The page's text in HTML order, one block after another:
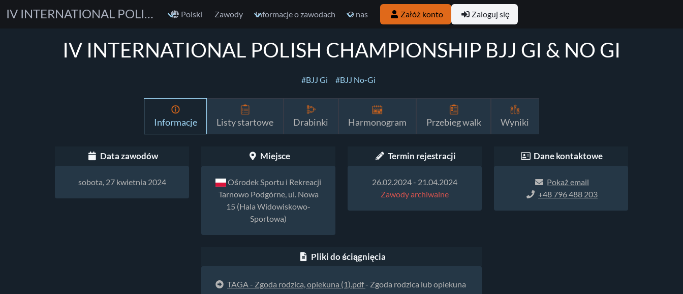
IV INTERNATIONAL POLISH CHAMPIONSHIP BJJ GI & NO GI Polski Zawody Informacje o zawodach O nas Załóż konto Zaloguj się
IV INTERNATIONAL POLISH CHAMPIONSHIP BJJ GI & NO GI
#BJJ Gi #BJJ No-Gi
Informacje Listy startowe Drabinki Harmonogram Przebieg walk Wyniki
Data zawodów
sobota, 27 kwietnia 2024
Miejsce
Ośrodek Sportu i Rekreacji
Tarnowo Podgórne, ul. Nowa
15 (Hala Widowiskowo-
Sportowa)
Termin rejestracji
26.02.2024 - 21.04.2024
Zawody archiwalne
Dane kontaktowe
Pokaż email
+48 796 488 203
Pliki do ściągnięcia
TAGA - Zgoda rodzica, opiekuna (1).pdf- Zgoda rodzica lub opiekuna